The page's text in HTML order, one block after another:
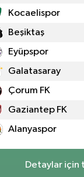
Kocaelispor
Beşiktaş
Eyüpspor
Galatasaray
Çorum FK
Gaziantep FK
Alanyaspor
Detaylar için